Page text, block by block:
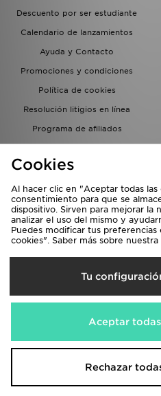
Descuento por ser estudiante
Calendario de lanzamientos
Ayuda y Contacto
Promociones y condiciones
Política de cookies
Resolución litigios en línea
Programa de afiliados
del grupo JD - Whistleblowing
España
Aceptamos las
Visita nuestra página
Cookies
Al hacer clic en "Aceptar todas las
consentimiento para que se
dispositivo. Sirven para mejorar la
analizar el uso del mismo y
Puedes modificar tus
cookies". Saber más sobre nuestra
Tu
Aceptar
Rechazar